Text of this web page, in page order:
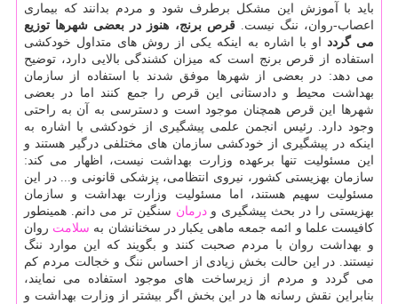
باید با آموزش این مشكل برطرف شود و مردم بدانند كه بیماری
اعصاب-روان، ننگ نیست.قرص برنج، هنوز در بعضی شهرها توزیع
می گردد او با اشاره به اینكه یكی از روش های متداول خودكشی
استفاده از قرص برنج است كه میزان كشندگی بالایی دارد، توضیح
می دهد: در بعضی از شهرها موفق شدند با استفاده از سازمان
بهداشت محیط و دادستانی این قرص را جمع كنند اما در بعضی
شهرها این قرص همچنان موجود است و دسترسی به آن به راحتی
وجود دارد. رئیس انجمن علمی پیشگیری از خودكشی با اشاره به
اینكه در پیشگیری از خودكشی سازمان های مختلفی درگیر هستند و
این مسئولیت تنها برعهده وزارت بهداشت نیست، اظهار می كند:
سازمان بهزیستی كشور، نیروی انتظامی، پزشكی قانونی و... در این
مسئولیت سهیم هستند، اما مسئولیت وزارت بهداشت و سازمان
بهزیستی را در بحث پیشگیری ودرمان سنگین تر می دانم. همینطور
كافیست علما و ائمه جمعه ماهی یكبار در سخنانشان به سلامت روان
و بهداشت روان با مردم صحبت كنند و بگویند كه این موارد ننگ
نیستند. در این حالت بخش زیادی از احساس ننگ و خجالت مردم كم
می گردد و مردم از زیرساخت های موجود استفاده می نمایند،
بنابراین نقش رسانه ها در این بخش اگر بیشتر از وزارت بهداشت و